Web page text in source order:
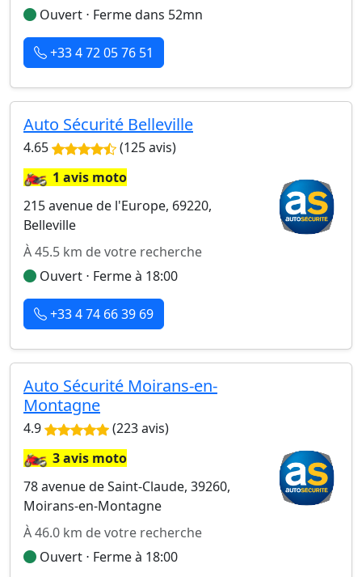
Ouvert ⋅ Ferme dans 52mn
+33 4 72 05 76 51
Auto Sécurité Belleville
4.65 (125 avis)
🏍️1 avis moto
215 avenue de l'Europe, 69220,
Belleville
À 45.5 km de votre recherche
Ouvert ⋅ Ferme à 18:00
+33 4 74 66 39 69
Auto Sécurité Moirans-en-
Montagne
4.9 (223 avis)
🏍️3 avis moto
78 avenue de Saint-Claude, 39260,
Moirans-en-Montagne
À 46.0 km de votre recherche
Ouvert ⋅ Ferme à 18:00